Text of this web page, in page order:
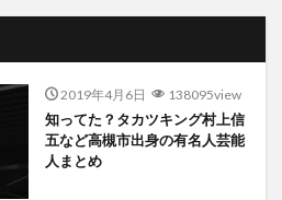
2019年4月6日 138095view
知ってた？タカツキング村上信
五など高槻市出身の有名人芸能
人まとめ